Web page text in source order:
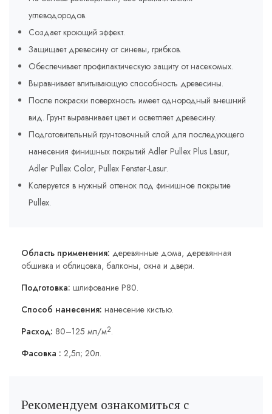
углеводородов.
Создает кроющий эффект.
Защищает древесину от синевы, грибков.
Обеспечивает профилактическую защиту от насекомых.
Выравнивает впитывающую способность древесины.
После покраски поверхность имеет однородный внешний
вид. Грунт выравнивает цвет и осветляет древесину.
Подготовительный грунтовочный слой для последующего
нанесения финишных покрытий Adler Pullex Plus Lasur,
Adler Pullex Color, Pullex Fenster-Lasur.
Колеруется в нужный оттенок под финишное покрытие
Pullex.
Область применения: деревянные дома, деревянная
обшивка и облицовка, балконы, окна и двери.
Подготовка: шлифование Р80.
Способ нанесения: нанесение кистью.
Расход: 80–125 мл/м2.
Фасовка : 2,5л; 20л.
Рекомендуем ознакомиться с